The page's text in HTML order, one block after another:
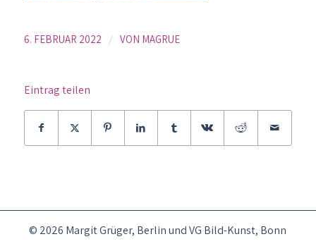
6. FEBRUAR 2022 / VON MAGRUE
Eintrag teilen
© 2026 Margit Grüger, Berlin und VG Bild-Kunst, Bonn